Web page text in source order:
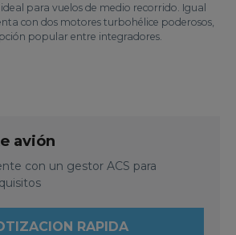
ideal para vuelos de medio recorrido. Igual
con dos motores turbohélice poderosos,
popular entre integradores.
avión
con un gestor ACS para
RAPIDA